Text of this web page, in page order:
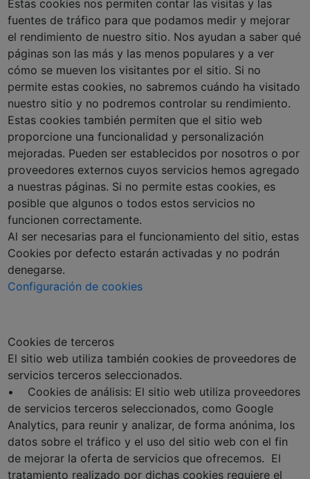
Estas cookies nos permiten contar las visitas y las
fuentes de tráfico para que podamos medir y mejorar
el rendimiento de nuestro sitio. Nos ayudan a saber qué
páginas son las más y las menos populares y a ver
cómo se mueven los visitantes por el sitio. Si no
permite estas cookies, no sabremos cuándo ha visitado
nuestro sitio y no podremos controlar su rendimiento.
Estas cookies también permiten que el sitio web
proporcione una funcionalidad y personalización
mejoradas. Pueden ser establecidos por nosotros o por
proveedores externos cuyos servicios hemos agregado
a nuestras páginas. Si no permite estas cookies, es
posible que algunos o todos estos servicios no
funcionen correctamente.
Al ser necesarias para el funcionamiento del sitio, estas
Cookies por defecto estarán activadas y no podrán
denegarse.
Configuración de cookies
Cookies de terceros
El sitio web utiliza también cookies de proveedores de
servicios terceros seleccionados.
• Cookies de análisis: El sitio web utiliza proveedores
de servicios terceros seleccionados, como Google
Analytics, para reunir y analizar, de forma anónima, los
datos sobre el tráfico y el uso del sitio web con el fin
de mejorar la oferta de servicios que ofrecemos. El
tratamiento realizado por dichas cookies requiere el